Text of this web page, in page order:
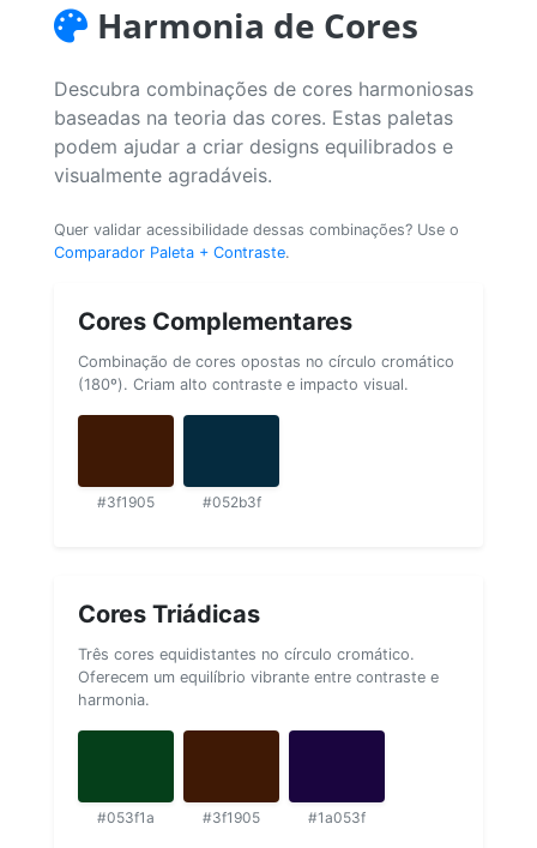
Harmonia de Cores
Descubra combinações de cores harmoniosas
baseadas na teoria das cores. Estas paletas
podem ajudar a criar designs equilibrados e
visualmente agradáveis.
Quer validar acessibilidade dessas combinações? Use o
Comparador Paleta + Contraste.
Cores Complementares
Combinação de cores opostas no círculo cromático
(180º). Criam alto contraste e impacto visual.
#3f1905 #052b3f
Cores Triádicas
Três cores equidistantes no círculo cromático.
Oferecem um equilíbrio vibrante entre contraste e
harmonia.
#053f1a #3f1905 #1a053f